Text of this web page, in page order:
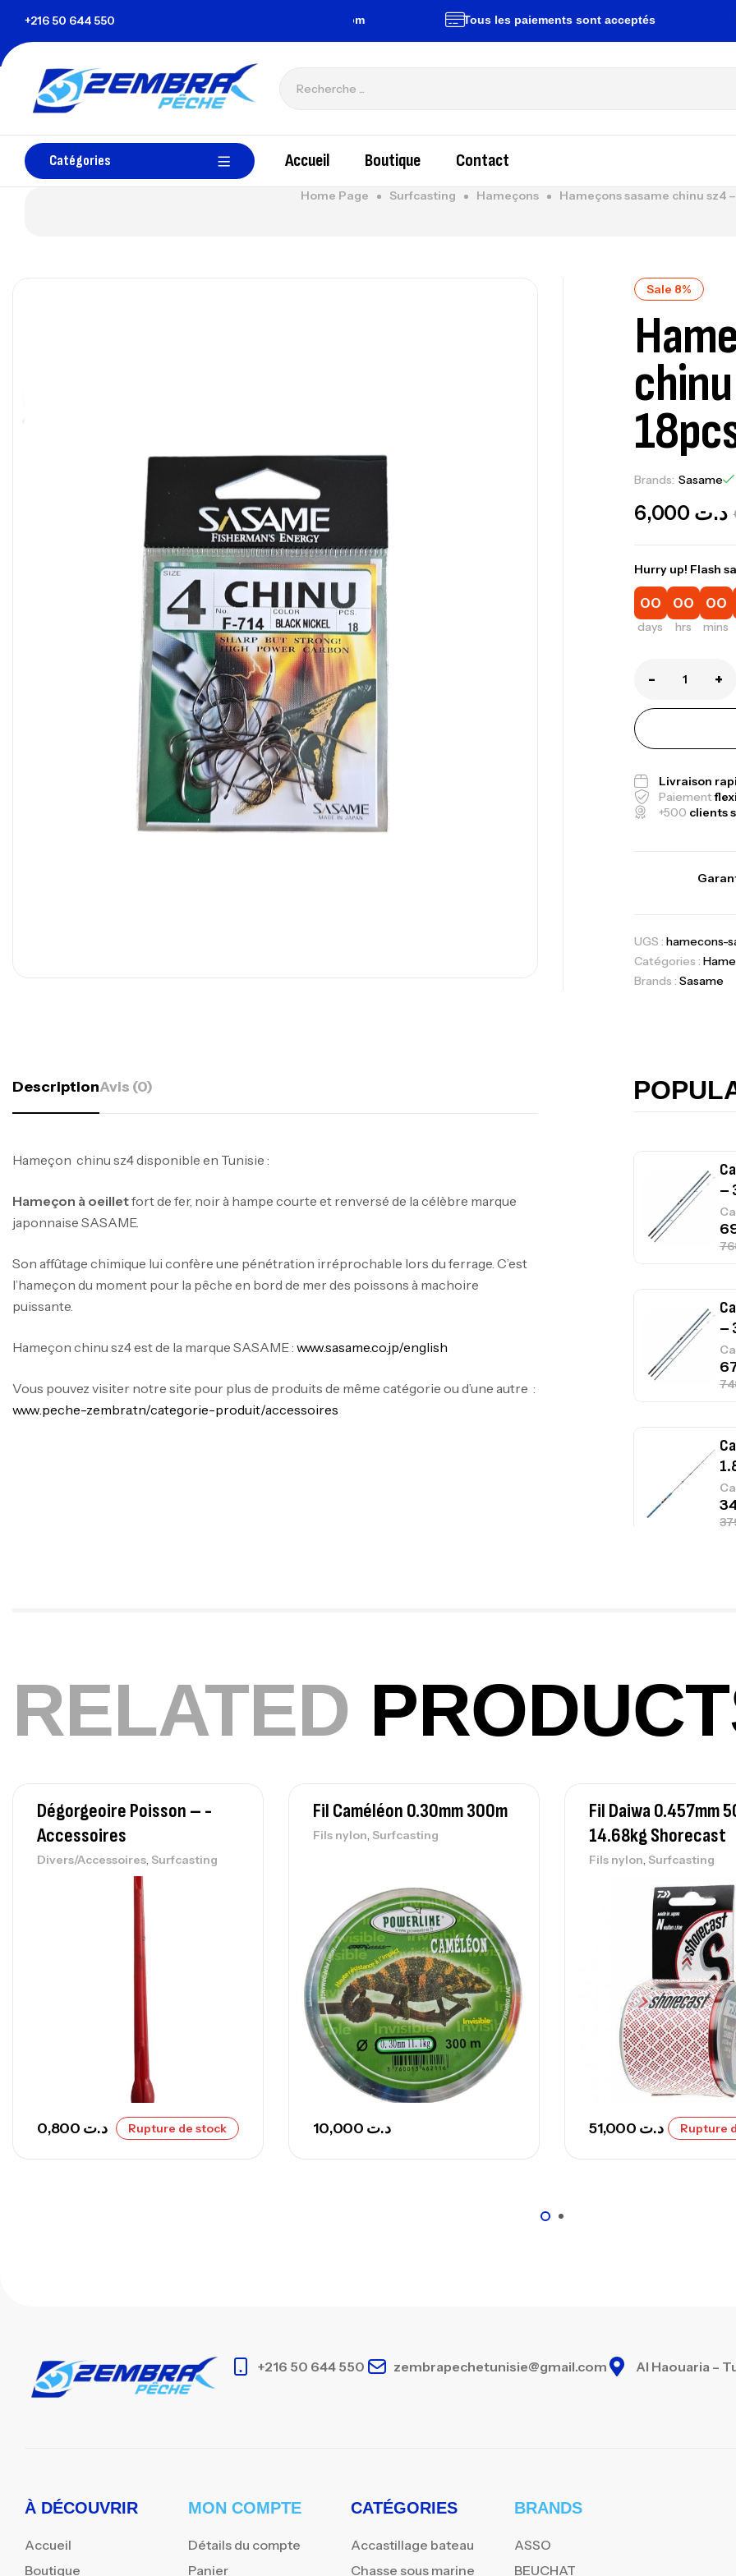
+216 50 644 550
Tunisie Tous les paiements sont acceptés
Catégories Accueil Boutique Contact
Home Page Surfcasting Hameçons Hameçons sasame chinu sz4 –
Sale 8%
Brands: Sasame
د.ت 6,000
Hurry up! Flash
00
days
00
hrs
00
mins
- +
Livraison
Paiement
+500 clients
UGS : hamecons-
Catégories :
Brands : Sasame
DescriptionAvis (0)
Hameçon chinu sz4 disponible en Tunisie :
Hameçon à oeilletfort de fer, noir à hampe courte et renversé de la célèbre marque
japonnaise SASAME.
Son affûtage chimique lui confère une pénétration irréprochable lors du ferrage. C’est
l’hameçon du moment pour la pêche en bord de mer des poissons à machoire
puissante.
Hameçon chinu sz4 est de la marque SASAME : www.sasame.co.jp/english
Vous pouvez visiter notre site pour plus de produits de même catégorie ou d’une autre :
www.peche-zembra.tn/categorie-produit/accessoires
Canne Jigging
Cannes,Jigging
Bagagerie,
Volant 3
Accastillage
–
–
–
–
RELATED
Dégorgeoire Poisson – -
Accessoires
Divers/Accessoires, Surfcasting
د.ت Rupture de stock
Fil Caméléon 0.30mm 300m
Fils nylon, Surfcasting
د.ت
Fil Daiwa 0.457mm
14.68kg Shorecast
Fils nylon, Surfcasting
د.ت Rupture
+216 50 644 550 zembrapechetunisie@gmail.com Al Haouaria –
À DÉCOUVRIR
Accueil
Boutique
MON COMPTE
Détails du compte
Panier
CATÉGORIES
Accastillage bateau
Chasse sous marine
BRANDS
ASSO
BEUCHAT